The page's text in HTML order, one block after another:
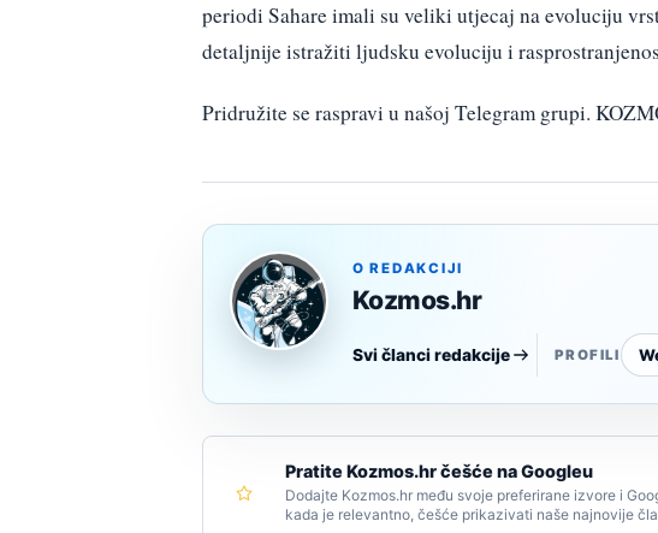
periodi Sahare imali su veliki utjecaj na evoluciju
detaljnije istražiti ljudsku evoluciju i
Pridružite se raspravi u našoj Telegram grupi.
O REDAKCIJI
Kozmos.hr
Svi članci redakcije PROFILI
Pratite Kozmos.hr češće na Googleu
Dodajte Kozmos.hr među svoje preferirane izvore i
kada je relevantno, češće prikazivati naše najnovije